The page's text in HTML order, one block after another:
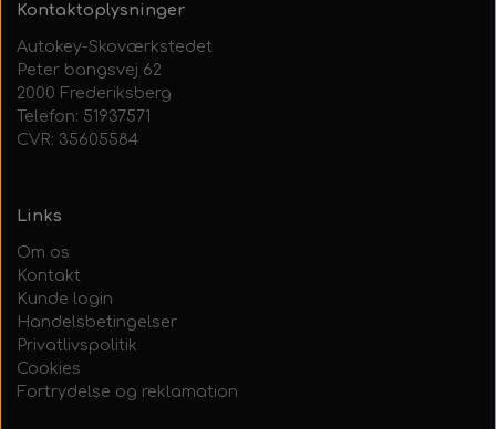
Kontaktoplysninger
Autokey-Skoværkstedet
Peter bangsvej 62
2000 Frederiksberg
Telefon: 51937571
CVR: 35605584
Links
Om os
Kontakt
Kunde login
Handelsbetingelser
Privatlivspolitik
Cookies
Fortrydelse og reklamation